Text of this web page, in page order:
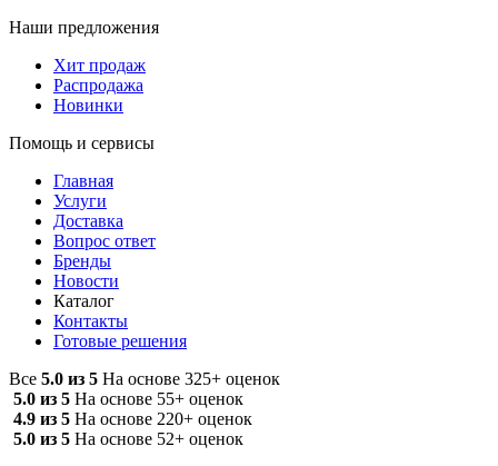
Наши предложения
Хит продаж
Распродажа
Новинки
Помощь и сервисы
Главная
Услуги
Доставка
Вопрос ответ
Бренды
Новости
Каталог
Контакты
Готовые решения
Все 5.0 из 5 На основе 325+ оценок
5.0 из 5 На основе 55+ оценок
4.9 из 5 На основе 220+ оценок
5.0 из 5 На основе 52+ оценок